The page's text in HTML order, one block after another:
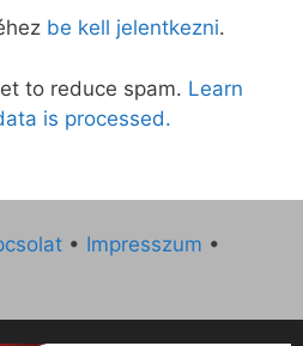
be kell jelentkezni.
to reduce spam. Learn
is processed.
• Impresszum •